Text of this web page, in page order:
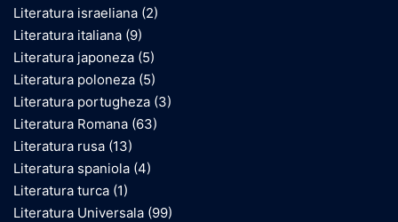
Literatura israeliana (2)
Literatura italiana (9)
Literatura japoneza (5)
Literatura poloneza (5)
Literatura portugheza (3)
Literatura Romana (63)
Literatura rusa (13)
Literatura spaniola (4)
Literatura turca (1)
Literatura Universala (99)